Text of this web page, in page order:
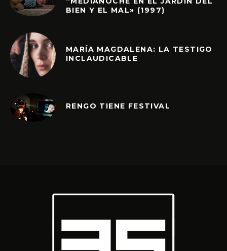
BIEN Y EL MAL» (1997)
MARÍA MAGDALENA: LA TESTIGO
INCLAUDICABLE
RENGO TIENE FESTIVAL